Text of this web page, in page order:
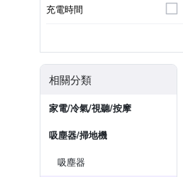
充電時間
相關分類
家電/冷氣/視聽/按摩
吸塵器/掃地機
吸塵器